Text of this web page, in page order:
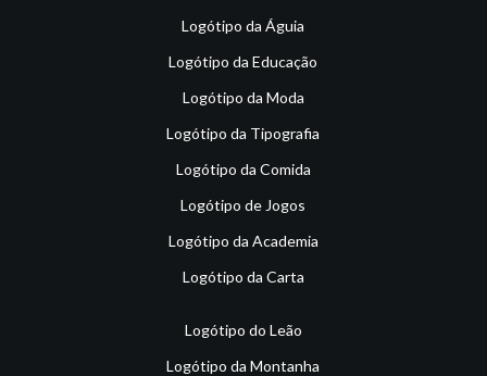
Logótipo da Águia
Logótipo da Educação
Logótipo da Moda
Logótipo da Tipografia
Logótipo da Comida
Logótipo de Jogos
Logótipo da Academia
Logótipo da Carta
Logótipo do Leão
Logótipo da Montanha